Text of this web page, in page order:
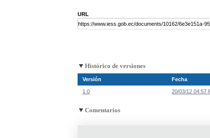
URL
Histórico de versiones
Versión Fecha
1.0 20/03/12 04:57
Comentarios